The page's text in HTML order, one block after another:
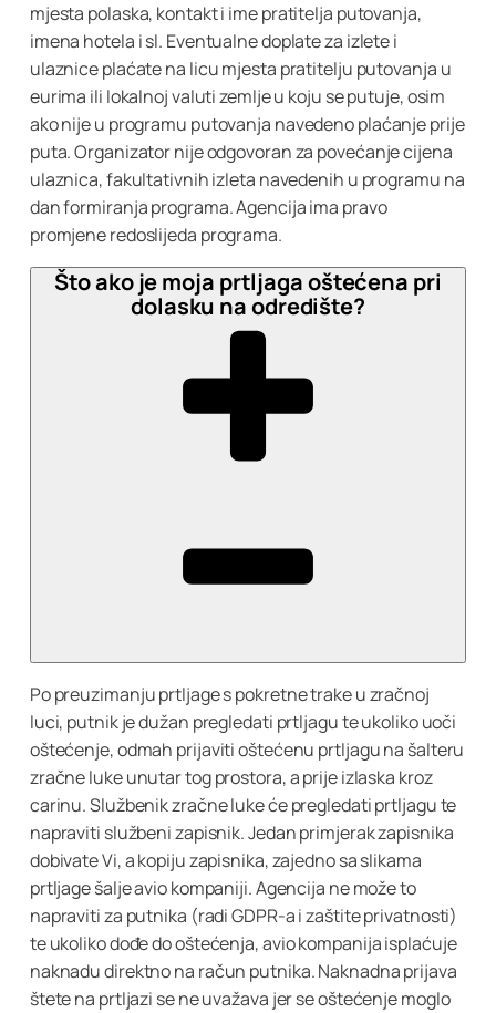
mjesta polaska, kontakt i ime pratitelja putovanja,
imena hotela i sl. Eventualne doplate za izlete i
ulaznice plaćate na licu mjesta pratitelju putovanja u
eurima ili lokalnoj valuti zemlje u koju se putuje, osim
ako nije u programu putovanja navedeno plaćanje prije
puta. Organizator nije odgovoran za povećanje cijena
ulaznica, fakultativnih izleta navedenih u programu na
dan formiranja programa. Agencija ima pravo
promjene redoslijeda programa.
Što ako je moja prtljaga oštećena pri
dolasku na odredište?
Po preuzimanju prtljage s pokretne trake u zračnoj
luci, putnik je dužan pregledati prtljagu te ukoliko uoči
oštećenje, odmah prijaviti oštećenu prtljagu na šalteru
zračne luke unutar tog prostora, a prije izlaska kroz
carinu. Službenik zračne luke će pregledati prtljagu te
napraviti službeni zapisnik. Jedan primjerak zapisnika
dobivate Vi, a kopiju zapisnika, zajedno sa slikama
prtljage šalje avio kompaniji. Agencija ne može to
napraviti za putnika (radi GDPR-a i zaštite privatnosti)
te ukoliko dođe do oštećenja, avio kompanija isplaćuje
naknadu direktno na račun putnika. Naknadna prijava
štete na prtljazi se ne uvažava jer se oštećenje moglo